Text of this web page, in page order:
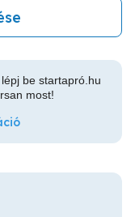
be startapró.hu
most!